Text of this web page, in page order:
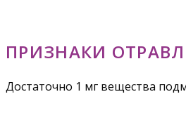
ПРИЗНАКИ
Достаточно 1 мг вещества